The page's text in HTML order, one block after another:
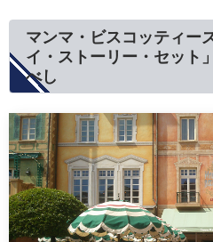
マンマ・ビスコッティー
イ・ストーリー・セット
べし